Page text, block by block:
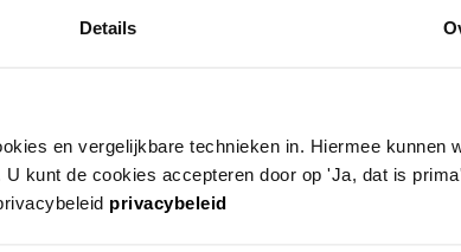
Details
en vergelijkbare technieken in. Hiermee kunnen
kunt de cookies accepteren door op 'Ja, dat is
privacybeleid
bekijken.